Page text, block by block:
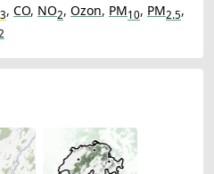
3, CO, NO2, Ozon, PM10, PM2.5,
2